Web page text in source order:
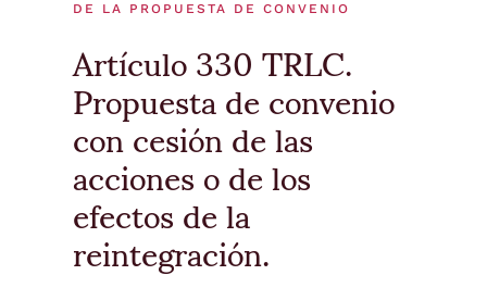
DE LA PROPUESTA DE CONVENIO
Artículo 330 TRLC.
Propuesta de convenio
con cesión de las
acciones o de los
efectos de la
reintegración.